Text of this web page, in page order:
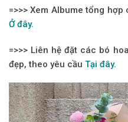
=>>>Xem Albume tổng hợp
Ở đây.
=>>> Liên hệ đặt các bó
đẹp, theo yêu cầu Tại đây.